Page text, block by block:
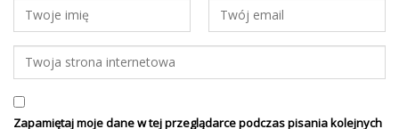
Zapamiętaj moje dane w tej przeglądarce podczas pisania kolejnych